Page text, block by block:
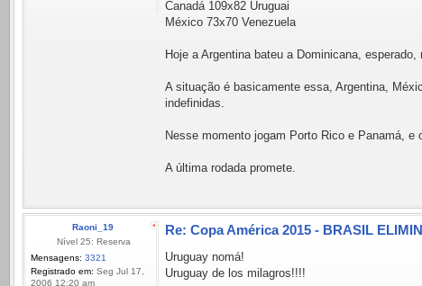
Canadá 109x82 Uruguai
México 73x70 Venezuela
Hoje a Argentina bateu a Dominicana,
A situação é basicamente essa, Argentina,
indefinidas.
Nesse momento jogam Porto Rico e Panamá,
A última rodada promete.
Raoni_19
Nível 25: Reserva
Mensagens: 3321
Registrado em: Seg Jul 17,
2006 12:20 am
Re: Copa América 2015 - BRASIL
Uruguay nomá!
Uruguay de los milagros!!!!